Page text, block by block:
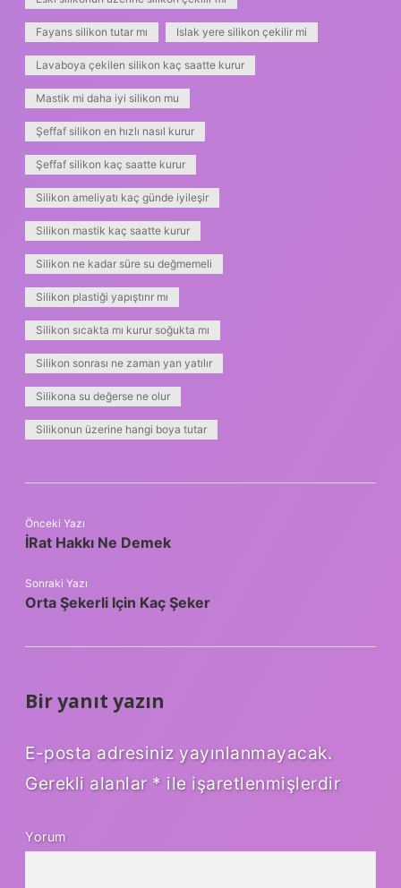
Fayans silikon tutar mı Islak yere silikon çekilir mi
Lavaboya çekilen silikon kaç saatte kurur
Mastik mi daha iyi silikon mu
Şeffaf silikon en hızlı nasıl kurur
Şeffaf silikon kaç saatte kurur
Silikon ameliyatı kaç günde iyileşir
Silikon mastik kaç saatte kurur
Silikon ne kadar süre su değmemeli
Silikon plastiği yapıştırır mı
Silikon sıcakta mı kurur soğukta mı
Silikon sonrası ne zaman yan yatılır
Silikona su değerse ne olur
Silikonun üzerine hangi boya tutar
Önceki Yazı
İRat Hakkı Ne Demek
Sonraki Yazı
Orta Şekerli Için Kaç Şeker
Bir yanıt yazın
E-posta adresiniz yayınlanmayacak.
Gerekli alanlar * ile işaretlenmişlerdir
Yorum